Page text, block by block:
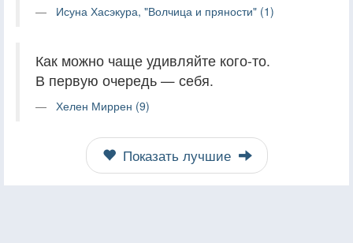
Исуна Хасэкура, "Волчица и пряности" (1)
Как можно чаще удивляйте кого-то.
В первую очередь — себя.
Хелен Миррен (9)
Показать лучшие